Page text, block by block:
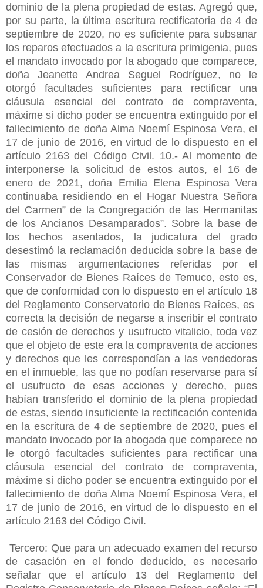
dominio de la plena propiedad de estas. Agregó que,
por su parte, la última escritura rectificatoria de 4 de
septiembre de 2020, no es suficiente para subsanar
los reparos efectuados a la escritura primigenia, pues
el mandato invocado por la abogado que comparece,
doña Jeanette Andrea Seguel Rodríguez, no le
otorgó facultades suficientes para rectificar una
cláusula esencial del contrato de compraventa,
máxime si dicho poder se encuentra extinguido por el
fallecimiento de doña Alma Noemí Espinosa Vera, el
17 de junio de 2016, en virtud de lo dispuesto en el
artículo 2163 del Código Civil. 10.- Al momento de
interponerse la solicitud de estos autos, el 16 de
enero de 2021, doña Emilia Elena Espinosa Vera
continuaba residiendo en el Hogar Nuestra Señora
del Carmen” de la Congregación de las Hermanitas
de los Ancianos Desamparados”. Sobre la base de
los hechos asentados, la judicatura del grado
desestimó la reclamación deducida sobre la base de
las mismas argumentaciones referidas por el
Conservador de Bienes Raíces de Temuco, esto es,
que de conformidad con lo dispuesto en el artículo 18
del Reglamento Conservatorio de Bienes Raíces, es
correcta la decisión de negarse a inscribir el contrato
de cesión de derechos y usufructo vitalicio, toda vez
que el objeto de este era la compraventa de acciones
y derechos que les correspondían a las vendedoras
en el inmueble, las que no podían reservarse para sí
el usufructo de esas acciones y derecho, pues
habían transferido el dominio de la plena propiedad
de estas, siendo insuficiente la rectificación contenida
en la escritura de 4 de septiembre de 2020, pues el
mandato invocado por la abogada que comparece no
le otorgó facultades suficientes para rectificar una
cláusula esencial del contrato de compraventa,
máxime si dicho poder se encuentra extinguido por el
fallecimiento de doña Alma Noemí Espinosa Vera, el
17 de junio de 2016, en virtud de lo dispuesto en el
artículo 2163 del Código Civil.
Tercero: Que para un adecuado examen del recurso
de casación en el fondo deducido, es necesario
señalar que el artículo 13 del Reglamento del